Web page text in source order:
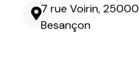
7 rue Voirin, 25000
Besançon